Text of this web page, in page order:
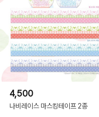
4,500
나비레이스 마스킹테이프 2종